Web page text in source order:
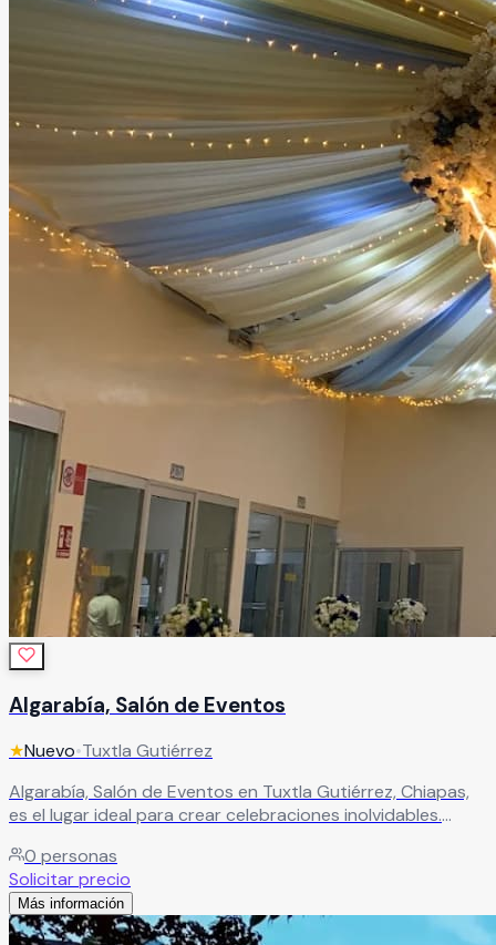
Algarabía, Salón de Eventos
★Nuevo•Tuxtla Gutiérrez
Algarabía, Salón de Eventos en Tuxtla Gutiérrez, Chiapas,
es el lugar ideal para crear celebraciones inolvidables.
bodas y más, ofrece un salón climatizado y 100%
equipado para brindar comodidad y una experiencia
completa en cada evento.
0 personas
Solicitar precio
Más información